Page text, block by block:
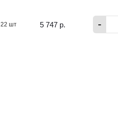
22 шт 5 747 р. -